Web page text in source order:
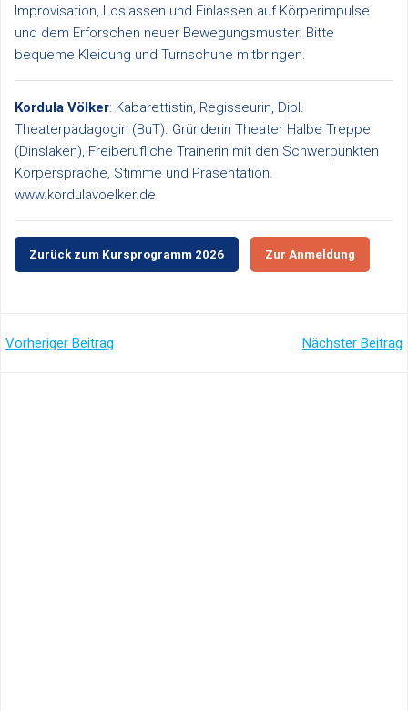
Improvisation, Loslassen und Einlassen auf Körperimpulse
und dem Erforschen neuer Bewegungsmuster. Bitte
bequeme Kleidung und Turnschuhe mitbringen.
Kordula Völker: Kabarettistin, Regisseurin, Dipl.
Theaterpädagogin (BuT). Gründerin Theater Halbe Treppe
(Dinslaken), Freiberufliche Trainerin mit den Schwerpunkten
Körpersprache, Stimme und Präsentation.
www.kordulavoelker.de
Zurück zum Kursprogramm 2026 Zur Anmeldung
Post
Vorheriger Beitrag Nächster Beitrag